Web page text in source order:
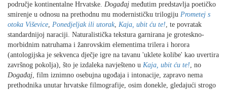
područje kontinentalne Hrvatske. Događaj međutim predstavlja poetičko
smirenje u odnosu na prethodnu mu modernističku trilogiju Prometej s
otoka Viševice, Ponedjeljak ili utorak, Kaja, ubit ću te!, te povratak
standardnijoj naraciji. Naturalistička tekstura garnirana je groteskno-
morbidnim natruhama i žanrovskim elementima trilera i horora
(antologijska je sekvenca dječje igre na tavanu 'uklete kolibe' kao uvertira
završnog pokolja), što je izdaleka navješteno u Kaja, ubit ću te!, no
Događaj, film iznimno osebujna ugođaja i intonacije, zapravo nema
prethodnika unutar hrvatske filmografije, osim donekle, gledajući strogo